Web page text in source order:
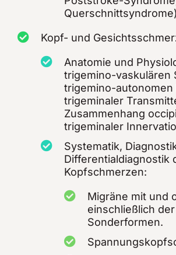
Kopf- und
Anatomie und
trigemino-vaskulären
trigemino-autonomen
trigeminaler
Zusammenhang
trigeminaler
Systematik,
Differentialdiagnostik
Kopfschmerzen:
Migräne mit und
einschließlich der
Sonderformen.